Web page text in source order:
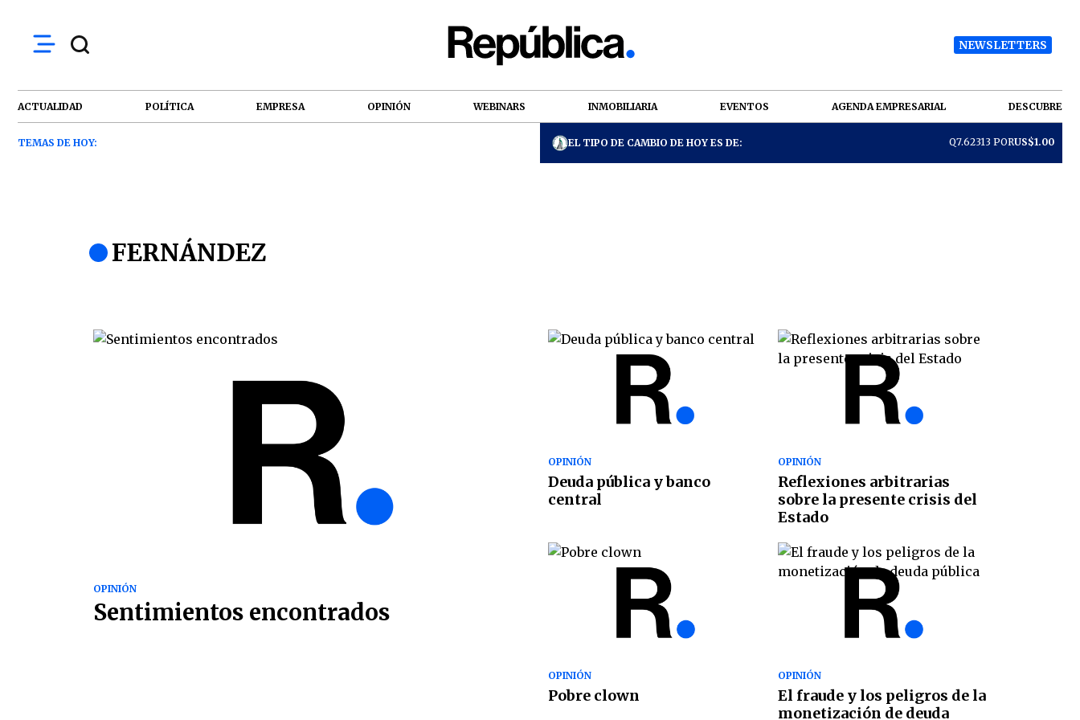
NEWSLETTERS
ACTUALIDAD POLÍTICA EMPRESA OPINIÓN WEBINARS INMOBILIARIA EVENTOS AGENDA EMPRESARIAL DESCUBRE
TEMAS DE HOY: EL TIPO DE CAMBIO DE HOY ES DE: Q7.62313 PORUS$1.00
FERNÁNDEZ
OPINIÓN
Sentimientos encontrados
OPINIÓN
Deuda pública y banco
central
OPINIÓN
Reflexiones arbitrarias
sobre la presente crisis del
Estado
OPINIÓN
Pobre clown
OPINIÓN
El fraude y los peligros de la
monetización de deuda